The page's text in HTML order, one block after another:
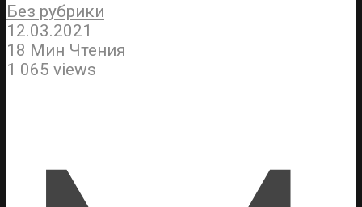
Без рубрики
12.03.2021
18 Мин Чтения
1 065 views